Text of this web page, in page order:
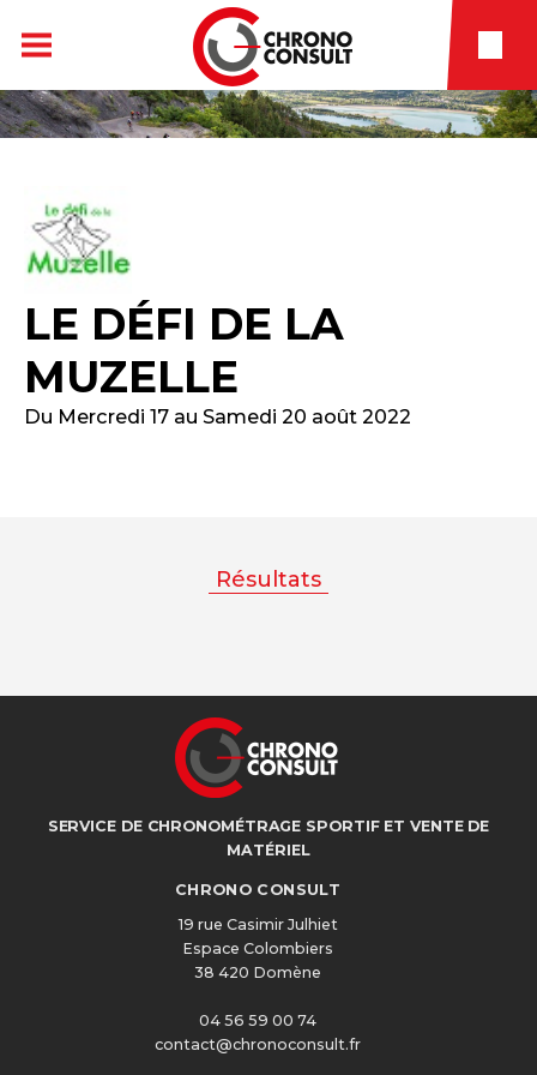
LE DÉFI DE LA
MUZELLE
Du Mercredi 17 au Samedi 20 août 2022
Résultats
SERVICE DE CHRONOMÉTRAGE SPORTIF ET VENTE DE
MATÉRIEL
CHRONO CONSULT
19 rue Casimir Julhiet
Espace Colombiers
38 420 Domène
04 56 59 00 74
contact@chronoconsult.fr